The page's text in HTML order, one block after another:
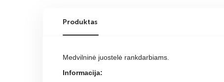
Produktas
Medvilninė juostelė rankdarbiams.
Informacija: